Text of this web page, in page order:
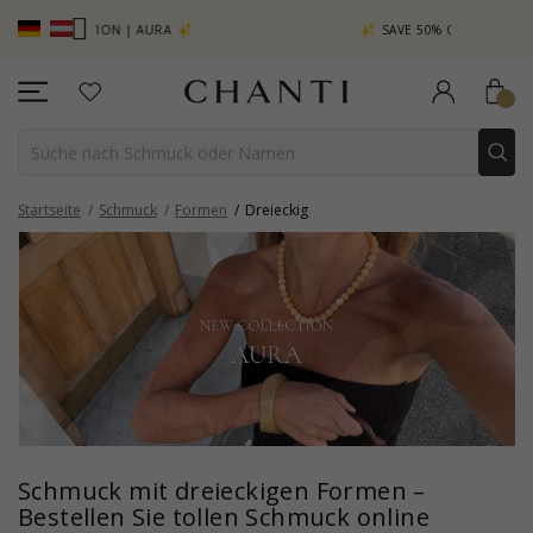
| AURA SAVE 50% ON ELINÉ
Startseite Schmuck Formen Dreieckig
Schmuck mit dreieckigen Formen –
Bestellen Sie tollen Schmuck online